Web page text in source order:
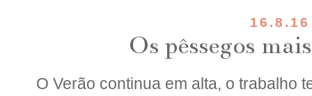
16.8.16
Os pêssegos
O Verão continua em alta, o trabalho